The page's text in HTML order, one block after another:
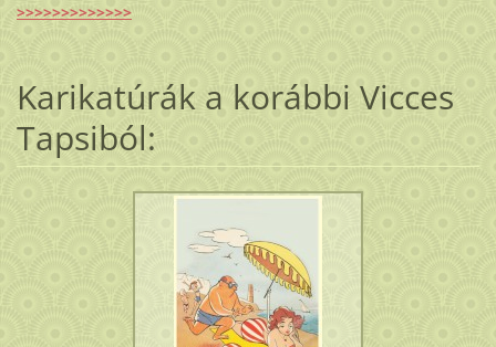
>>>>>>>>>>>>>
Karikatúrák a korábbi Vicces
Tapsiból: